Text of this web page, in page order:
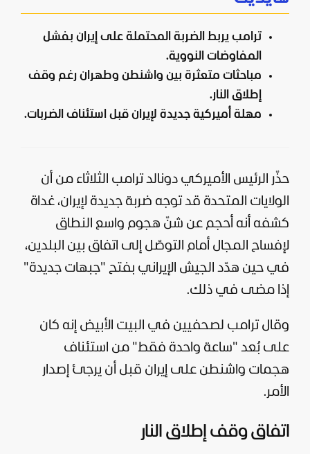
ترامب يربط الضربة المحتملة على إيران بفشل
المفاوضات النووية.
مباحثات متعثرة بين واشنطن وطهران رغم وقف
إطلاق النار.
مهلة أميركية جديدة لإيران قبل استئناف الضربات.
حذّر الرئيس الأميركي دونالد ترامب الثلاثاء من أن
الولايات المتحدة قد توجه ضربة جديدة لإيران، غداة
كشفه أنه أحجم عن شنّ هجوم واسع النطاق
لإفساح المجال أمام التوصّل إلى اتفاق بين البلدين،
في حين هدّد الجيش الإيراني بفتح "جبهات جديدة"
إذا مضى في ذلك.
وقال ترامب لصحفيين في البيت الأبيض إنه كان
على بُعد "ساعة واحدة فقط" من استئناف
هجمات واشنطن على إيران قبل أن يرجئ إصدار
الأمر.
اتفاق وقف إطلاق النار